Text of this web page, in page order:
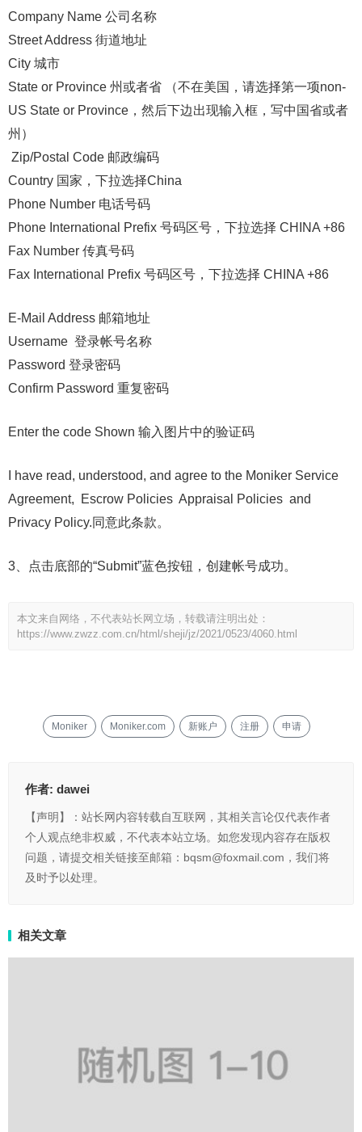
Company Name 公司名称
Street Address 街道地址
City 城市
State or Province 州或者省 （不在美国，请选择第一项non-
US State or Province，然后下边出现输入框，写中国省或者
州）
Zip/Postal Code 邮政编码
Country 国家，下拉选择China
Phone Number 电话号码
Phone International Prefix 号码区号，下拉选择 CHINA +86
Fax Number 传真号码
Fax International Prefix 号码区号，下拉选择 CHINA +86
E-Mail Address 邮箱地址
Username 登录帐号名称
Password 登录密码
Confirm Password 重复密码
Enter the code Shown 输入图片中的验证码
I have read, understood, and agree to the Moniker Service
Agreement, Escrow Policies Appraisal Policies and
Privacy Policy.同意此条款。
3、点击底部的“Submit”蓝色按钮，创建帐号成功。
本文来自网络，不代表站长网立场，转载请注明出处：
https://www.zwzz.com.cn/html/sheji/jz/2021/0523/4060.html
Moniker Moniker.com 新账户 注册 申请
作者: dawei
【声明】：站长网内容转载自互联网，其相关言论仅代表作者
个人观点绝非权威，不代表本站立场。如您发现内容存在版权
问题，请提交相关链接至邮箱：bqsm@foxmail.com，我们将
及时予以处理。
相关文章